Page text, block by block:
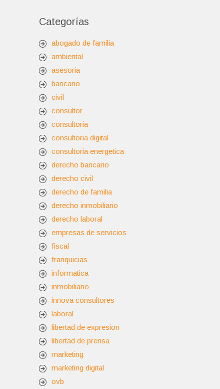
Categorías
abogado de familia
ambiental
asesoria
bancario
civil
consultor
consultoria
consultoria digital
consultoria energetica
derecho bancario
derecho civil
derecho de familia
derecho inmobiliario
derecho laboral
empresas de servicios
fiscal
franquicias
informatica
inmobiliario
innova consultores
laboral
libertad de expresion
libertad de prensa
marketing
marketing digital
ovb